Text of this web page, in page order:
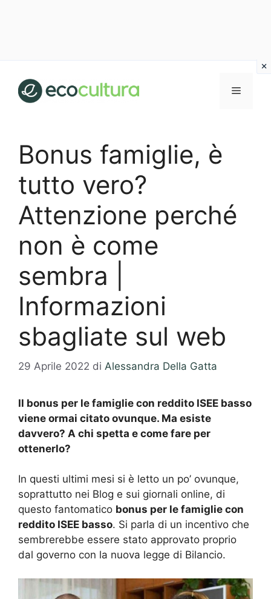
contenuto
MENU
Bonus famiglie, è
tutto vero?
Attenzione perché
non è come
sembra |
Informazioni
sbagliate sul web
29 Aprile 2022 di Alessandra Della Gatta
Il bonus per le famiglie con reddito ISEE basso
viene ormai citato ovunque. Ma esiste
davvero? A chi spetta e come fare per
ottenerlo?
In questi ultimi mesi si è letto un po’ ovunque,
soprattutto nei Blog e sui giornali online, di
questo fantomatico bonus per le famiglie con
reddito ISEE basso. Si parla di un incentivo che
sembrerebbe essere stato approvato proprio
dal governo con la nuova legge di Bilancio.